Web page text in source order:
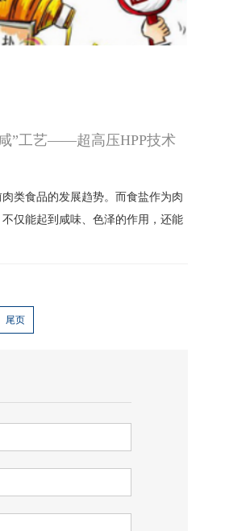
”工艺——超高压HPP技术
类食品的发展趋势。而食盐作为肉
仅能起到咸味、色泽的作用，还能
尾页